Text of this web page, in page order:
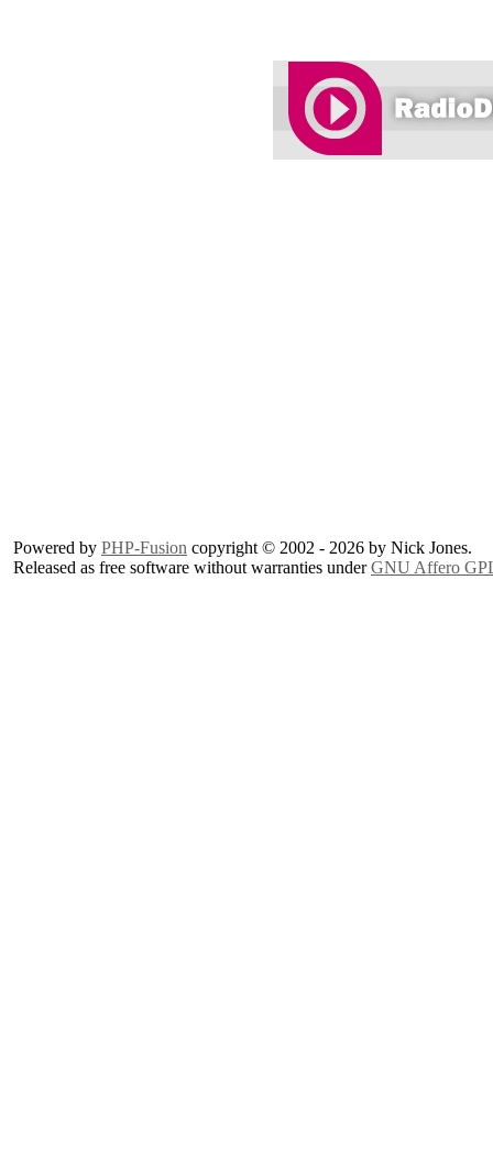
Powered by PHP-Fusion copyright © 2002 - 2026 by Nick Jones.
Released as free software without warranties underGNU Affero